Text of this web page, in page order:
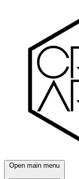
Open main menu